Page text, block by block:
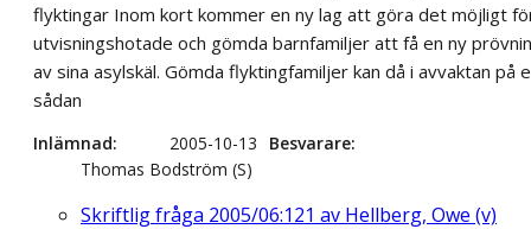
flyktingar Inom kort kommer en ny lag att göra det möjligt
utvisningshotade och gömda barnfamiljer att få en ny
av sina asylskäl. Gömda flyktingfamiljer kan då i avvaktan på
sådan
Inlämnad 2005-10-13
Besvarare
Thomas Bodström (S)
Skriftlig fråga 2005/06:121 av Hellberg, Owe (v)